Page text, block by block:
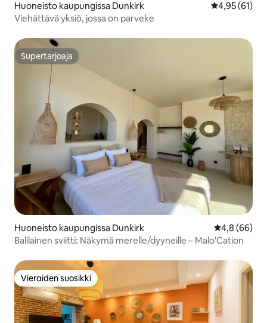
Huoneisto kaupungissa Dunkirk
4,95 (61)
Viehättävä yksiö, jossa on parveke
Supertarjoaja
Supertarjoaja
Huoneisto kaupungissa Dunkirk
4,8 (66)
Balilainen sviitti: Näkymä merelle/dyyneille – Malo'Cation
Vieraiden suosikki
Vieraiden suosikki